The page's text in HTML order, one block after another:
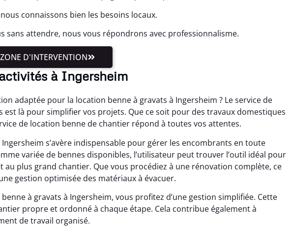
connaissons bien les besoins locaux.
sans attendre, nous vous répondrons avec professionnalisme.
D'INTERVENTION
à Ingersheim
adaptée pour la location benne à gravats à Ingersheim ? Le service de
est là pour simplifier vos projets. Que ce soit pour des travaux domestiques
de location benne de chantier répond à toutes vos attentes.
s’avère indispensable pour gérer les encombrants en toute
variée de bennes disponibles, l’utilisateur peut trouver l’outil idéal pour
au plus grand chantier. Que vous procédiez à une rénovation complète, ce
gestion optimisée des matériaux à évacuer.
à gravats à Ingersheim, vous profitez d’une gestion simplifiée. Cette
propre et ordonné à chaque étape. Cela contribue également à
de travail organisé.